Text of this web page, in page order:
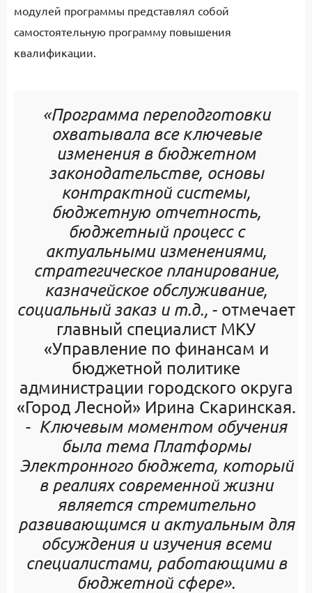
модулей программы представлял собой
самостоятельную программу повышения
квалификации.
«Программа переподготовки
охватывала все ключевые
изменения в бюджетном
законодательстве, основы
контрактной системы,
бюджетную отчетность,
бюджетный процесс с
актуальными изменениями,
стратегическое планирование,
казначейское обслуживание,
социальный заказ и т.д., - отмечает
главный специалист МКУ
«Управление по финансам и
бюджетной политике
администрации городского округа
«Город Лесной» Ирина Скаринская.
- Ключевым моментом обучения
была тема Платформы
Электронного бюджета, который
в реалиях современной жизни
является стремительно
развивающимся и актуальным для
обсуждения и изучения всеми
специалистами, работающими в
бюджетной сфере».